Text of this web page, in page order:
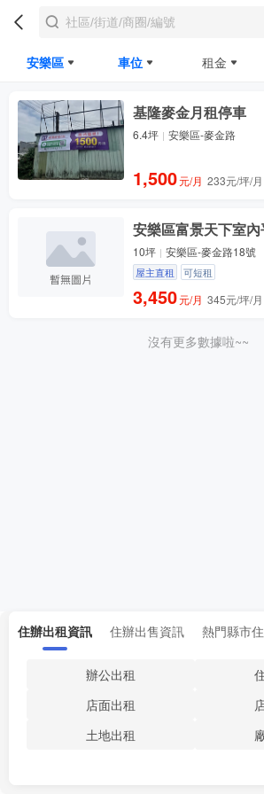
安樂區 車位 租金
基隆麥金月租停車
6.4坪 安樂區-麥金路
1,500元/月 233元/坪/月
安樂區富景天下室
10坪 安樂區-麥金路18號
屋主直租 可短租
3,450元/月 345元/坪/月
沒有更多數據啦~~
住辦出租資訊 住辦出售資訊 熱門縣市
辦公出租
店面出租
土地出租